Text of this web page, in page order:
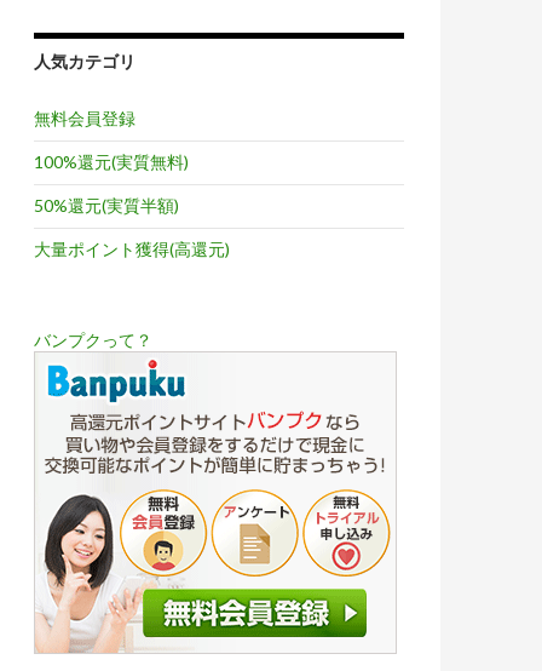
人気カテゴリ
無料会員登録
100%還元(実質無料)
50%還元(実質半額)
大量ポイント獲得(高還元)
バンプクって？